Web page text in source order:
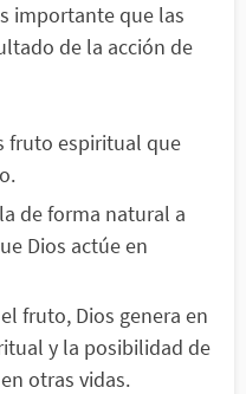
importante que las
de la acción de
fruto espiritual que
de forma natural a
Dios actúe en
fruto, Dios genera en
y la posibilidad de
otras vidas.